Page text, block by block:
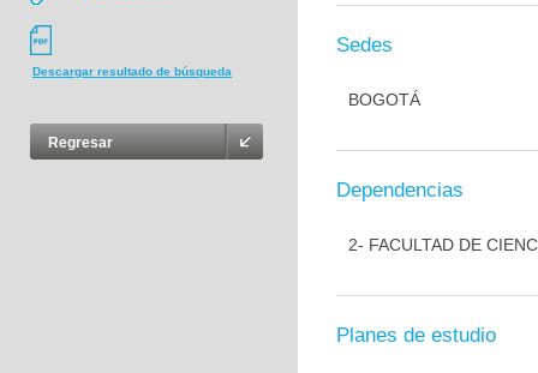
Descargar resultado de búsqueda
Regresar
Sedes
BOGOTÁ
Dependencias
2- FACULTAD DE
Planes de estudio